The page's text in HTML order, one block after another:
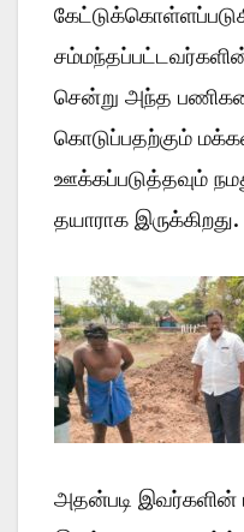
சென்று அந்த
கொடுப்பதற்கும்
ஊக்கப்படுத்தவும்
தயாராக இருக்கிறது.
அதன்படி